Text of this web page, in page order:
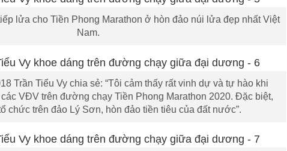
lửa cho Tiền Phong Marathon ở hòn đảo núi lửa đẹp nhất Việt
Nam.
Trần Tiểu Vy chia sẻ: “Tôi cảm thấy rất vinh dự và tự hào khi
VĐV trên đường chạy Tiền Phong Marathon 2020. Đặc biệt,
chức trên đảo Lý Sơn, hòn đảo tiền tiêu của đất nước”.